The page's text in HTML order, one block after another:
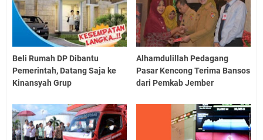
Beli Rumah DP Dibantu
Pemerintah, Datang Saja ke
Kinansyah Grup
Alhamdulillah Pedagang
Pasar Kencong Terima Bansos
dari Pemkab Jember